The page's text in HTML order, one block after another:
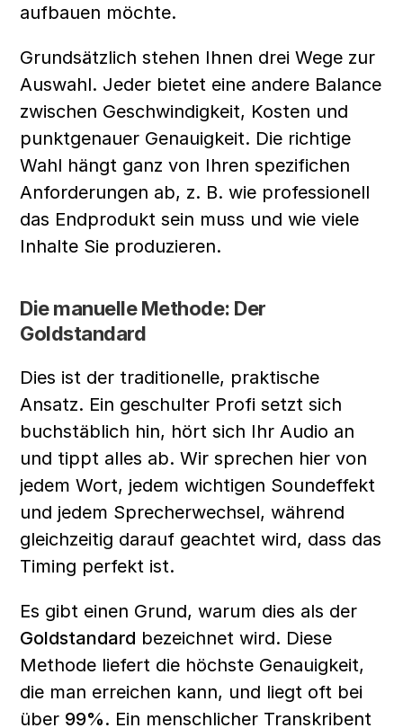
aufbauen möchte.
Grundsätzlich stehen Ihnen drei Wege zur
Auswahl. Jeder bietet eine andere Balance
zwischen Geschwindigkeit, Kosten und
punktgenauer Genauigkeit. Die richtige
Wahl hängt ganz von Ihren spezifichen
Anforderungen ab, z. B. wie professionell
das Endprodukt sein muss und wie viele
Inhalte Sie produzieren.
Die manuelle Methode: Der
Goldstandard
Dies ist der traditionelle, praktische
Ansatz. Ein geschulter Profi setzt sich
buchstäblich hin, hört sich Ihr Audio an
und tippt alles ab. Wir sprechen hier von
jedem Wort, jedem wichtigen Soundeffekt
und jedem Sprecherwechsel, während
gleichzeitig darauf geachtet wird, dass das
Timing perfekt ist.
Goldstandard bezeichnet wird. Diese
Methode liefert die höchste Genauigkeit,
die man erreichen kann, und liegt oft bei
über 99%. Ein menschlicher Transkribent